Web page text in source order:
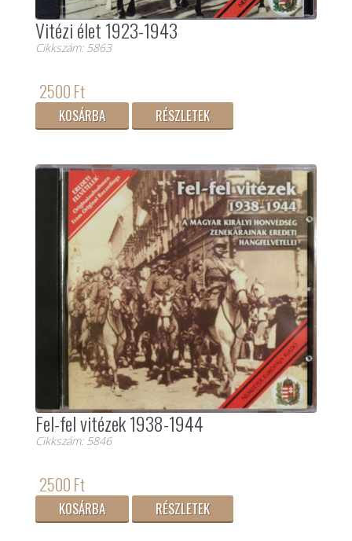
Vitézi élet 1923-1943
Cikkszám: 5863
2500 Ft
KOSÁRBA RÉSZLETEK
Fel-fel vitézek 1938-1944
Cikkszám: 5846
2500 Ft
KOSÁRBA RÉSZLETEK